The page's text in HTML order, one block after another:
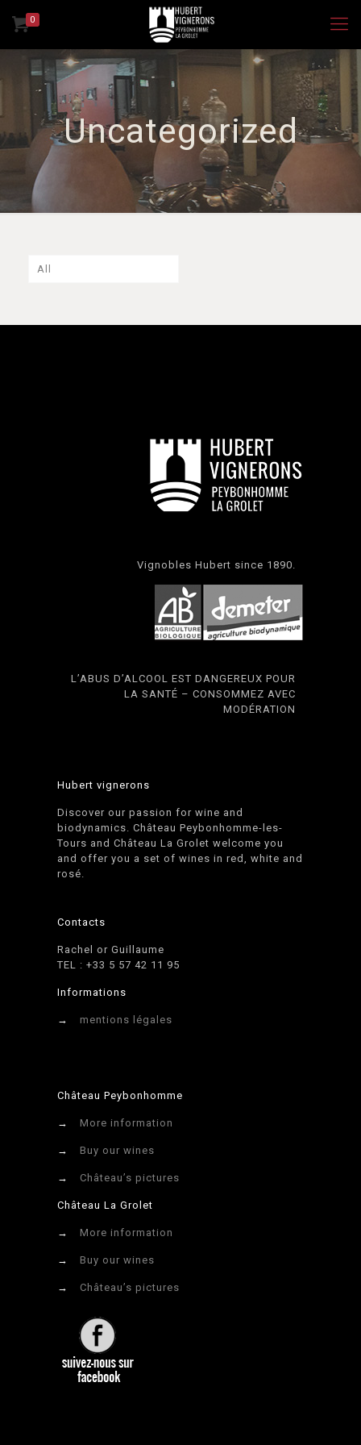
0
Uncategorized
All
Vignobles Hubert since 1890.
L’ABUS D’ALCOOL EST DANGEREUX POUR
LA SANTÉ – CONSOMMEZ AVEC
MODÉRATION
Hubert vignerons
Discover our passion for wine and
biodynamics. Château Peybonhomme-les-
Tours and Château La Grolet welcome you
and offer you a set of wines in red, white and
rosé.
Contacts
Rachel or Guillaume
TEL : +33 5 57 42 11 95
Informations
→ mentions légales
Château Peybonhomme
→ More information
→ Buy our wines
→ Château’s pictures
Château La Grolet
→ More information
→ Buy our wines
→ Château’s pictures